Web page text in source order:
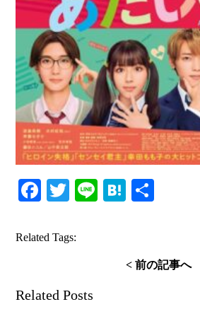
Facebook
TwitterLineHatena
Related Tags:
< 前の記事へ
Related Posts